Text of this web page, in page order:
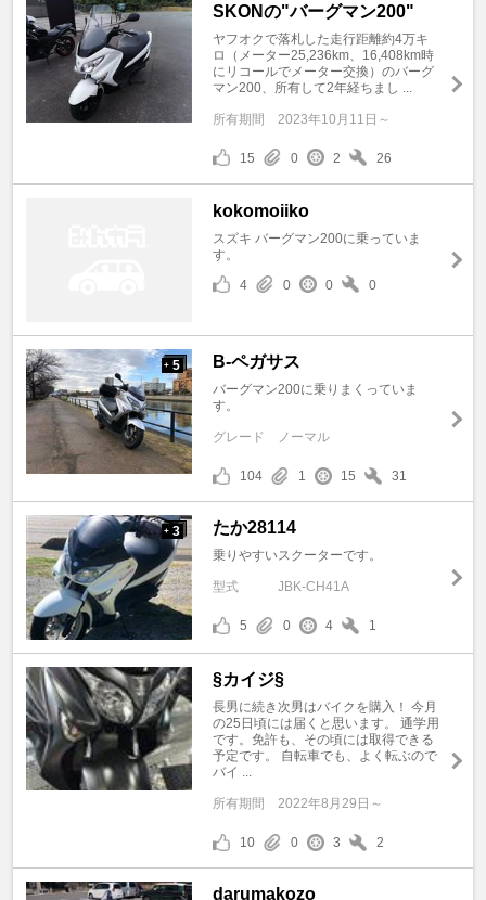
SKONの"バーグマン200"
ヤフオクで落札した走行距離約4万キ
ロ（メーター25,236km、16,408km時
にリコールでメーター交換）のバーグ
マン200、所有して2年経ちまし ...
所有期間 2023年10月11日～
15 0 2 26
kokomoiiko
スズキ バーグマン200に乗っていま
す。
4
0 0 0
+ 5 B-ペガサス
バーグマン200に乗りまくっていま
す。
グレード ノーマル
104 1 15 31
+ 3 たか28114
乗りやすいスクーターです。
型式 JBK-CH41A
5 0 4 1
§カイジ§
長男に続き次男はバイクを購入！ 今月
の25日頃には届くと思います。 通学用
です。免許も、その頃には取得できる
予定です。 自転車でも、よく転ぶので
バイ ...
所有期間 2022年8月29日～
10 0 3 2
darumakozo